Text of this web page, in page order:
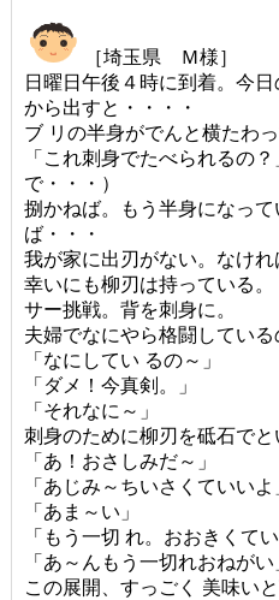
［埼玉県 Ｍ様］
日曜日午後４時に到着。今
から出すと・・・・
ブ リの半身がでんと横たわ
「これ刺身でたべられるの
で・・・）
捌かねば。もう半身になっ
ば・・・
我が家に出刃がない。なけれ
幸いにも柳刃は持っている。
サー挑戦。背を刺身に。
夫婦でなにやら格闘している
「なにしてい るの～」
「ダメ！今真剣。」
「それなに～」
刺身のために柳刃を砥石でと
「あ！おさしみだ～」
「あじみ～ちいさくていいよ
「あま～い」
「もう一切 れ。おおきくてい
「あ～んもう一切れおねがい
この展開、すっごく 美味いと